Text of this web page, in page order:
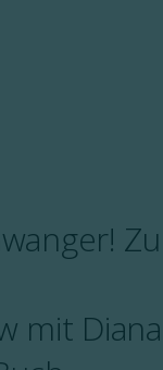
Zu
mit Diana